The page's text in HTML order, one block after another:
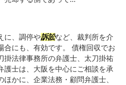
に、調停や訴訟など、裁判所を介
合にも、有効です。 債権回収でお
掛法律事務所の弁護士、太刀掛祐
護士は、大阪を中心にご相談を承
かに、企業法務・顧問弁護士、